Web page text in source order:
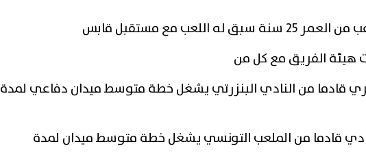
سبق له اللعب مع مستقبل قابس
هيئة الفريق مع كل من
قادما من النادي البنزرتي يشغل خطة متوسط ميدان دفاعي لمدة
قادما من الملعب التونسي يشغل خطة متوسط ميدان لمدة